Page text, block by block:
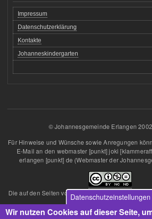
Impressum
Datenschutzerklärung
Kontakte
Johanneskindergarten
© Johannesgemeinde Erlangen
Für Hinweise und Wünsche sowie Anregungen
E-Mail an den webmaster [punkt]joki
erlangen [punkt] de (Webmaster der
Die auf den Seiten vonJohannesgemeinde
sind lizenziert unter einer
Creative Commons Namensnennung - Nicht
Datenschutzeinstellungen
Wir nutzen Cookies auf dieser Seite,